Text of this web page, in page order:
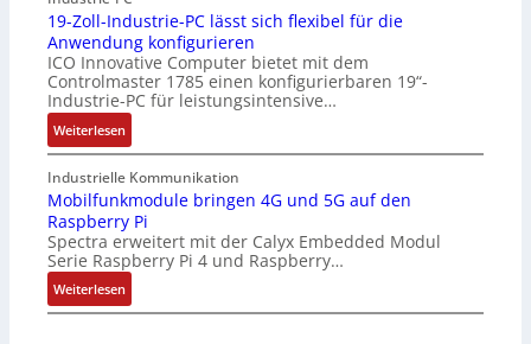
19-Zoll-Industrie-PC lässt sich flexibel für die
Anwendung konfigurieren
ICO Innovative Computer bietet mit dem
Controlmaster 1785 einen konfigurierbaren 19“-
Industrie-PC für leistungsintensive…
Weiterlesen:
1
9
-
Z
o
l
l
-
Industrielle Kommunikation
Mobilfunkmodule bringen 4G und 5G auf den
Raspberry Pi
Spectra erweitert mit der Calyx Embedded Modul
Serie Raspberry Pi 4 und Raspberry…
Weiterlesen:
M